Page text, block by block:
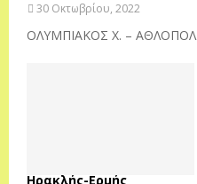
30 Οκτωβρίου, 2022
ΟΛΥΜΠΙΑΚΟΣ Χ. –
Ηρακλής-Ερμής